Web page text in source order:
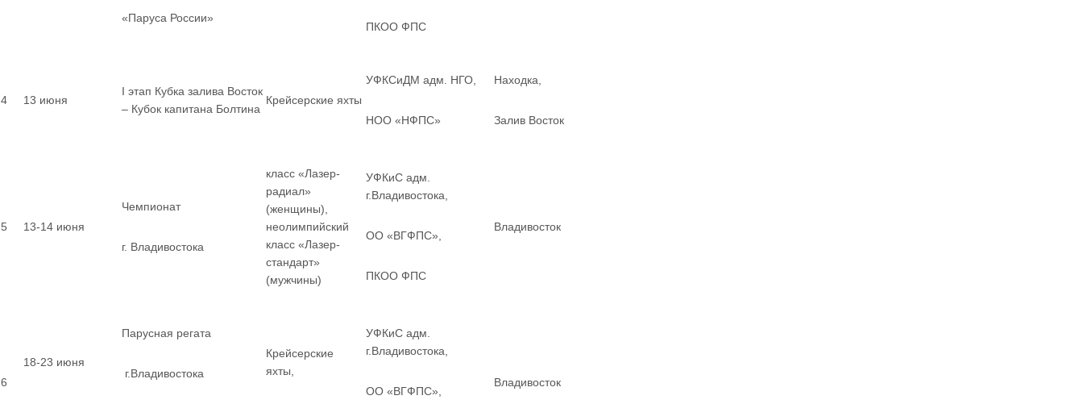
«Паруса России»
ПКОО ФПС
4 13 июня
I этап Кубка залива Восток
– Кубок капитана Болтина
Крейсерские яхты
УФКСиДМ адм. НГО,
НОО «НФПС»
Находка,
Залив Восток
5 13-14 июня
Чемпионат
г. Владивостока
класс «Лазер-
радиал»
(женщины),
неолимпийский
класс «Лазер-
стандарт»
(мужчины)
УФКиС адм.
г.Владивостока,
ОО «ВГФПС»,
ПКОО ФПС
Владивосток
6
18-23 июня
Парусная регата
г.Владивостока
Крейсерские
яхты,
УФКиС адм.
г.Владивостока,
ОО «ВГФПС»,
Владивосток